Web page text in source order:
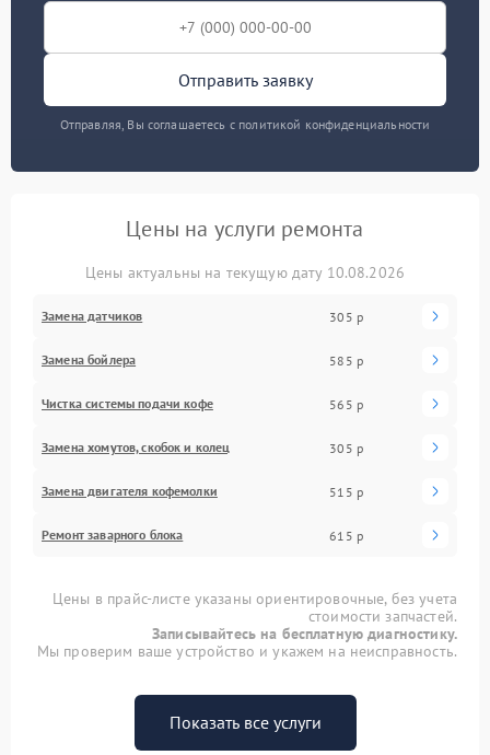
Отправить заявку
Отправляя, Вы соглашаетесь с политикой конфиденциальности
Цены на услуги ремонта
Цены актуальны на текущую дату 10.08.2026
Замена датчиков 305 р
Замена бойлера 585 р
Чистка системы подачи кофе 565 р
Замена хомутов, скобок и колец 305 р
Замена двигателя кофемолки 515 р
Ремонт заварного блока 615 р
Цены в прайс-листе указаны ориентировочные, без учета
стоимости запчастей.
Записывайтесь на бесплатную диагностику.
Мы проверим ваше устройство и укажем на неисправность.
Показать все услуги